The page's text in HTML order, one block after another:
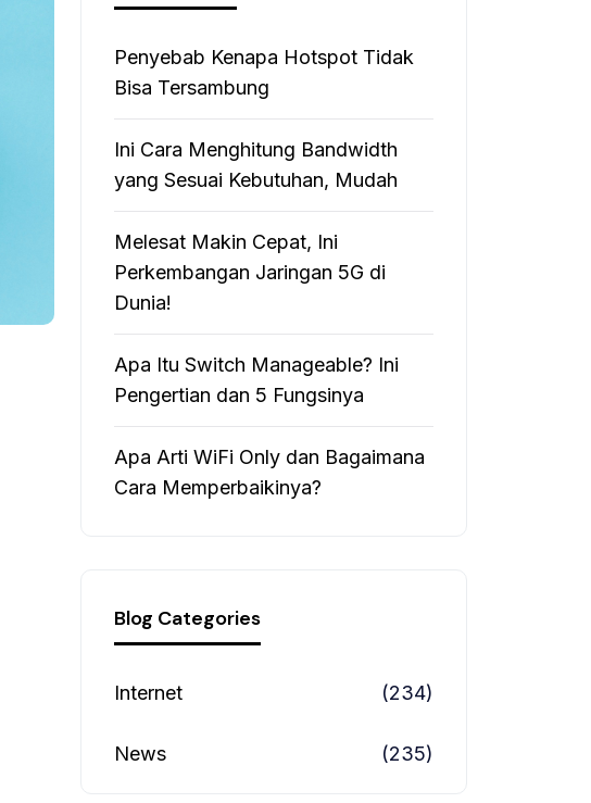
Penyebab Kenapa Hotspot Tidak
Bisa Tersambung
Ini Cara Menghitung Bandwidth
yang Sesuai Kebutuhan, Mudah
Melesat Makin Cepat, Ini
Perkembangan Jaringan 5G di
Dunia!
Apa Itu Switch Manageable? Ini
Pengertian dan 5 Fungsinya
Apa Arti WiFi Only dan Bagaimana
Cara Memperbaikinya?
Blog Categories
Internet (234)
News (235)